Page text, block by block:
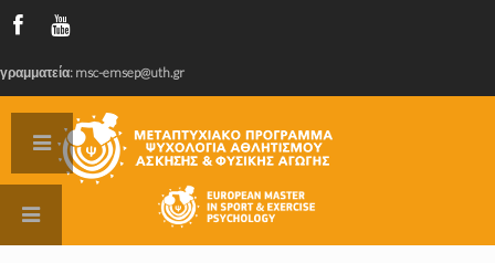
γραμματεία: msc-emsep@uth.gr